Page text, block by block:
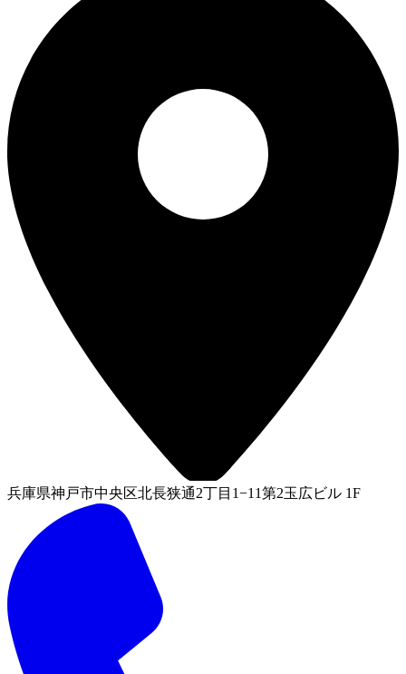
兵庫県神戸市中央区北長狭通2丁目1−11第2玉広ビル 1F